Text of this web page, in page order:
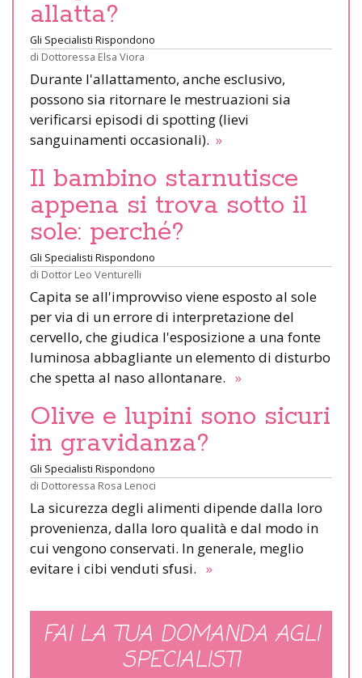
allatta?
Gli Specialisti Rispondono
di Dottoressa Elsa Viora
Durante l'allattamento, anche esclusivo,
possono sia ritornare le mestruazioni sia
verificarsi episodi di spotting (lievi
sanguinamenti occasionali). »
Il bambino starnutisce
appena si trova sotto il
sole: perché?
Gli Specialisti Rispondono
di Dottor Leo Venturelli
Capita se all'improvviso viene esposto al sole
per via di un errore di interpretazione del
cervello, che giudica l'esposizione a una fonte
luminosa abbagliante un elemento di disturbo
che spetta al naso allontanare. »
Olive e lupini sono sicuri
in gravidanza?
Gli Specialisti Rispondono
di Dottoressa Rosa Lenoci
La sicurezza degli alimenti dipende dalla loro
provenienza, dalla loro qualità e dal modo in
cui vengono conservati. In generale, meglio
evitare i cibi venduti sfusi. »
FAI LA TUA DOMANDA AGLI
SPECIALISTI